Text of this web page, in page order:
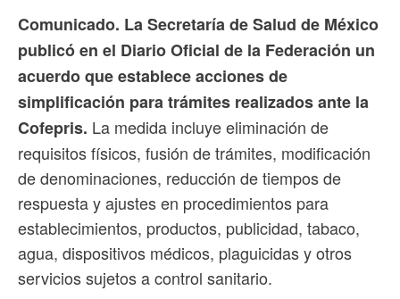
Comunicado. La Secretaría de Salud de México
publicó en el Diario Oficial de la Federación un
acuerdo que establece acciones de
simplificación para trámites realizados ante la
Cofepris. La medida incluye eliminación de
requisitos físicos, fusión de trámites, modificación
de denominaciones, reducción de tiempos de
respuesta y ajustes en procedimientos para
establecimientos, productos, publicidad, tabaco,
agua, dispositivos médicos, plaguicidas y otros
servicios sujetos a control sanitario.